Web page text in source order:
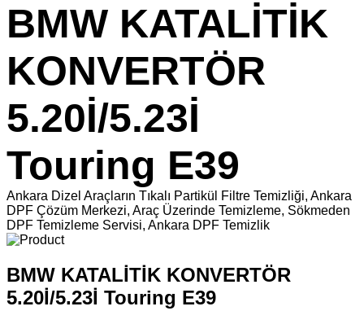
BMW KATALİTİK
KONVERTÖR
5.20İ/5.23İ
Touring E39
Ankara Dizel Araçların Tıkalı Partikül Filtre Temizliği, Ankara
DPF Çözüm Merkezi, Araç Üzerinde Temizleme, Sökmeden
DPF Temizleme Servisi, Ankara DPF Temizlik
BMW KATALİTİK KONVERTÖR
5.20İ/5.23İ Touring E39